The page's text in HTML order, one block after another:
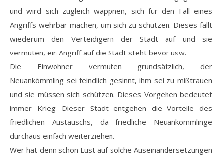
und wird sich zugleich wappnen, sich für den Fall eines
Angriffs wehrbar machen, um sich zu schützen. Dieses fällt
wiederum den Verteidigern der Stadt auf und sie
vermuten, ein Angriff auf die Stadt steht bevor usw.
Die Einwohner vermuten grundsätzlich, der
Neuankömmling sei feindlich gesinnt, ihm sei zu mißtrauen
und sie müssen sich schützen. Dieses Vorgehen bedeutet
immer Krieg. Dieser Stadt entgehen die Vorteile des
friedlichen Austauschs, da friedliche Neuankömmlinge
durchaus einfach weiterziehen.
Wer hat denn schon Lust auf solche Auseinandersetzungen